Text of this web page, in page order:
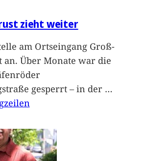
zieht weiter
am Ortseingang Groß-
an. Über Monate war die
gesperrt – in der …